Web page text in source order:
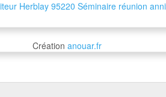
Herblay 95220 Séminaire réunion
Création anouar.fr